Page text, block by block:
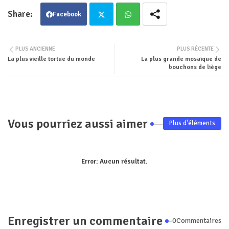
Facebook
PLUS RÉCENTE
La plus grande mosaïque de
bouchons de liège
PLUS ANCIENNE
La plus vieille tortue du monde
Vous pourriez aussi aimer Plus d'éléments
Error: Aucun résultat.
Enregistrer un commentaire 0Commentaires